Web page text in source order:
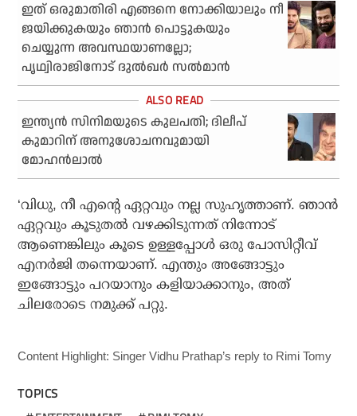
ഇത് ഒരുമാതിരി എങ്ങനെ നോക്കിയാലും നീ
ജയിക്കുകയും ഞാന്‍ പൊട്ടുകയും
ചെയ്യുന്ന അവസ്ഥയാണല്ലോ;
പൃഥ്വിരാജിനോട് ദുല്‍ഖര്‍ സല്‍മാന്‍
ഇന്ത്യന്‍ സിനിമയുടെ കുലപതി; ദിലീപ്
കുമാറിന് അനുശോചനവുമായി
മോഹന്‍ലാല്‍
‘വിധു, നീ എന്റെ ഏറ്റവും നല്ല സുഹൃത്താണ്. ഞാന്‍
ഏറ്റവും കൂടുതല്‍ വഴക്കിടുന്നത് നിന്നോട്
ആണെങ്കിലും കൂടെ ഉള്ളപ്പോള്‍ ഒരു പോസിറ്റീവ്
എനര്‍ജി തന്നെയാണ്. എന്തും അങ്ങോട്ടും
ഇങ്ങോട്ടും പറയാനും കളിയാക്കാനും, അത്
ചിലരോടെ നമുക്ക് പറ്റു.
Content Highlight: Singer Vidhu Prathap’s reply to Rimi Tomy
TOPICS